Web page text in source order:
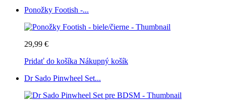
Ponožky Footish -...
29,99 €
Pridať do košíka Nákupný košík
Dr Sado Pinwheel Set...